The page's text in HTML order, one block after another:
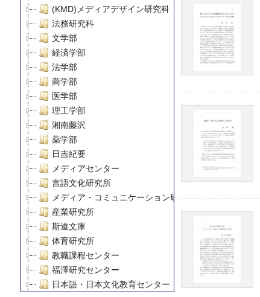
(KMD)メディアデザイン研究科
法務研究科
文学部
経済学部
法学部
商学部
医学部
理工学部
湘南藤沢
薬学部
日吉紀要
メディアセンター
言語文化研究所
メディア・コミュニケーション研究所
産業研究所
斯道文庫
体育研究所
教職課程センター
福澤研究センター
日本語・日本文化教育センター